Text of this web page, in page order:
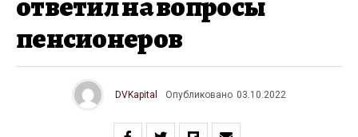
пенсионеров
DVKapital Опубликовано 03.10.2022